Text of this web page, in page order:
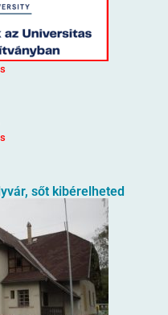
sőt kibérelheted